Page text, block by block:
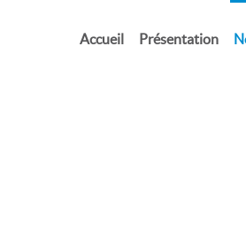
Accueil Présentation